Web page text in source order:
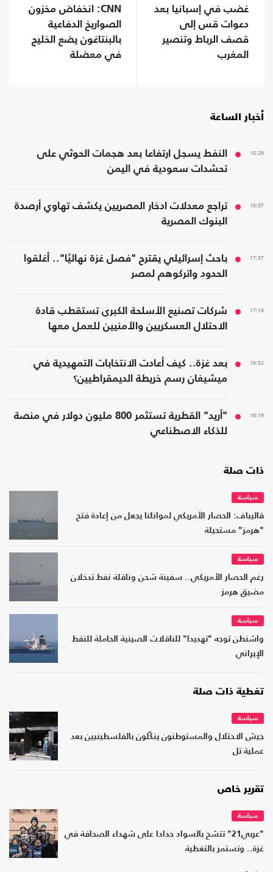
غضب في إسبانيا بعد
دعوات قس إلى
قصف الرباط وتنصير
المغرب
CNN: انخفاض مخزون
الصواريخ الدفاعية
بالبنتاغون يضع الخليج
في معضلة
أخبار الساعة
18:29
النفط يسجل ارتفاعا بعد هجمات الحوثي على
تحشدات سعودية في اليمن
18:07
تراجع معدلات ادخار المصريين يكشف تهاوي أرصدة
البنوك المصرية
17:37
باحث إسرائيلي يقترح "فصل غزة نهائيًا".. أغلقوا
الحدود واتركوهم لمصر
17:19
شركات تصنيع الأسلحة الكبرى تستقطب قادة
الاحتلال العسكريين والأمنيين للعمل معها
16:52
بعد غزة.. كيف أعادت الانتخابات التمهيدية في
ميشيغان رسم خريطة الديمقراطيين؟
16:19
"أريد" القطرية تستثمر 800 مليون دولار في منصة
للذكاء الاصطناعي
ذات صلة
سياسة
قاليباف: الحصار الأمريكي لموانئنا يجعل من إعادة فتح
"هرمز" مستحيلة
سياسة
رغم الحصار الأمريكي.. سفينة شحن وناقلة نفط تدخلان
مضيق هرمز
سياسة
واشنطن توجه "تهديدا" للناقلات الصينية الحاملة للنفط
الإيراني
تغطية ذات صلة
سياسة
جيش الاحتلال والمستوطنون ينكّلون بالفلسطينيين بعد
عملية تل
تقرير خاص
سياسة
"عربي21" تتشح بالسواد حدادا على شهداء الصحافة في
غزة.. وتستمر بالتغطية